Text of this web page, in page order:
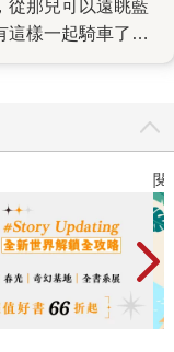
從那兒可以遠眺藍
這樣一起騎車了，
生涯中的第一篇
寫我的專欄。這
化後的太平盛
的「功能」來分
歷史書中。 有一
布林出生的時候不
的大英雄，但這卻
寫的是一個「英
常有深意，用奇